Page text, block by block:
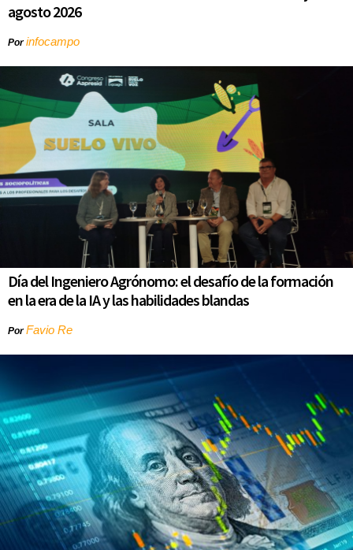
agosto 2026
Porinfocampo
Día del Ingeniero Agrónomo: el desafío de la formación
en la era de la IA y las habilidades blandas
PorFavio Re